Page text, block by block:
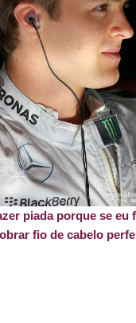
piada porque se eu
fio de cabelo